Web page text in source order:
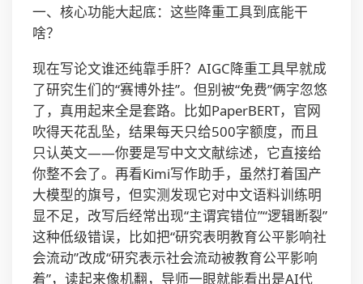
一、核心功能大起底：这些降重工具到底能干
啥？
现在写论文谁还纯靠手肝？AIGC降重工具早就成
了研究生们的“赛博外挂”。但别被“免费”俩字忽悠
了，真用起来全是套路。比如PaperBERT，官网
吹得天花乱坠，结果每天只给500字额度，而且
只认英文——你要是写中文文献综述，它直接给
你整不会了。再看Kimi写作助手，虽然打着国产
大模型的旗号，但实测发现它对中文语料训练明
显不足，改写后经常出现“主谓宾错位”“逻辑断裂”
这种低级错误，比如把“研究表明教育公平影响社
会流动”改成“研究表示社会流动被教育公平影响
着”，读起来像机翻，导师一眼就能看出是AI代